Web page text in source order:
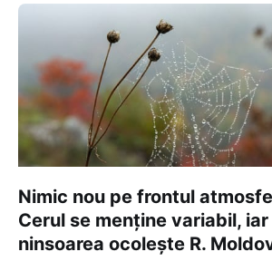
Nimic nou pe frontul
Cerul se menține variabil, iar
ninsoarea ocolește R.